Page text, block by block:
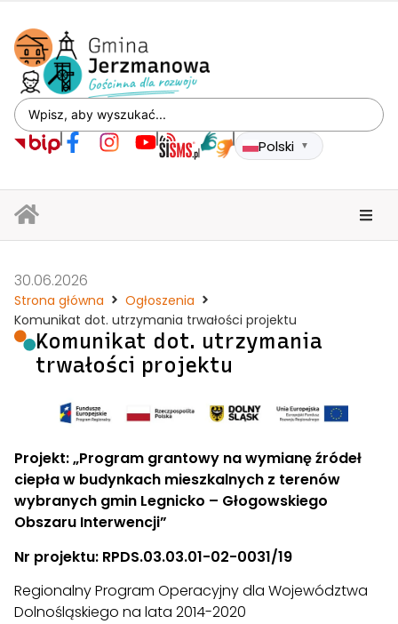
Polski ▼
30.06.2026
Strona główna
Ogłoszenia
Komunikat dot. utrzymania trwałości projektu
Komunikat dot. utrzymania
trwałości projektu
Projekt: „Program grantowy na wymianę źródeł
ciepła w budynkach mieszkalnych z terenów
wybranych gmin Legnicko – Głogowskiego
Obszaru Interwencji”
Nr projektu: RPDS.03.03.01-02-0031/19
Regionalny Program Operacyjny dla Województwa
Dolnośląskiego na lata 2014-2020